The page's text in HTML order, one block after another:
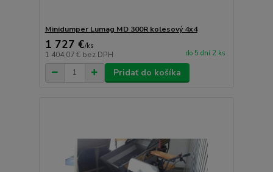
Minidumper Lumag MD 300R kolesový 4x4
1 727 €/ks
1 404,07 € bez DPH do 5 dní 2 ks
Pridať do košíka